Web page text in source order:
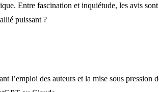
Entre fascination et inquiétude, les avis
puissant ?
l’emploi des auteurs et la mise sous pression